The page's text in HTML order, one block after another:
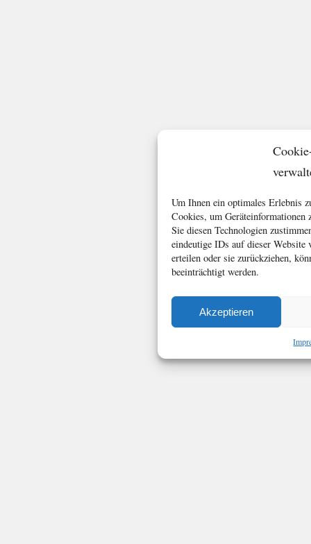
Um Ihnen ein optimales Erlebnis
Cookies, um Geräteinformationen
Sie diesen Technologien
eindeutige IDs auf dieser
erteilen oder sie zurückziehen,
beeinträchtigt werden.
Akzeptieren